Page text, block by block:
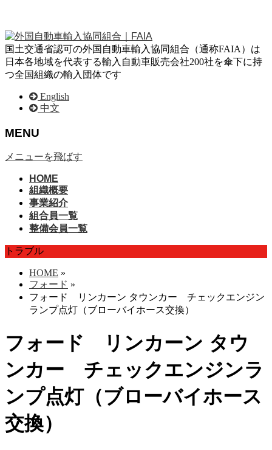
国土交通省認可の外国自動車輸入協同組合（通称FAIA）は
日本各地域を代表する輸入自動車販売会社200社を傘下に持
つ全国組織の輸入団体です
English
中文
MENU
メニューを飛ばす
HOME
組織概要
事業紹介
組合員一覧
整備会員一覧
トラブル
HOME »
フォード »
フォード リンカーン タウンカー チェックエンジン
ランプ点灯（ブローバイホース交換）
フォード リンカーン タウ
ンカー チェックエンジンラ
ンプ点灯（ブローバイホース
交換）